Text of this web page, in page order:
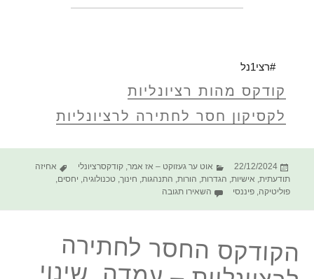
#רצי1נל
קודקס מהות רציונליות
לקסיקון חסר לחתירה לרציונליות
פורסם
בתאריך
22/12/2024 קטגוריות
אוט ער געזוקט – אז אמר,קודקסרציונלי תגיות
אחיזה
תודעתית, אישיות, הגדרות, הורות, התנהגות, חינוך, טכנולוגיה, יחסים,
פוליטיקה,פיננסי השאירו תגובה
הקודקס החסר לחתירה